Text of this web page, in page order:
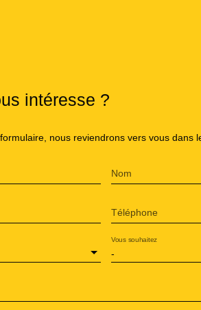
intéresse ?
nous reviendrons vers vous dans
Nom
Téléphone
-
Vous souhaitez